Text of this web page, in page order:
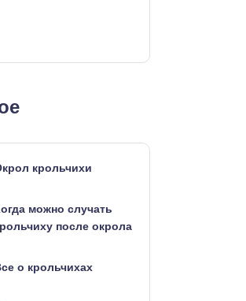
крольчихи
можно случать
после окрола
о крольчихах